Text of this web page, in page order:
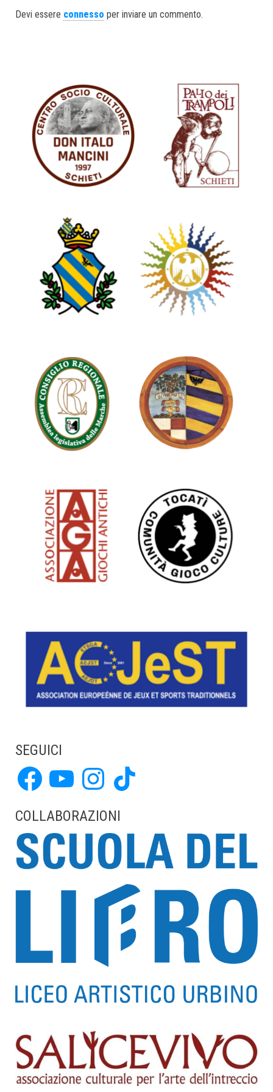
ok er In
Devi essere connesso per inviare un commento.
SEGUICI
FacebookYouTube Instagram TikTok
COLLABORAZIONI